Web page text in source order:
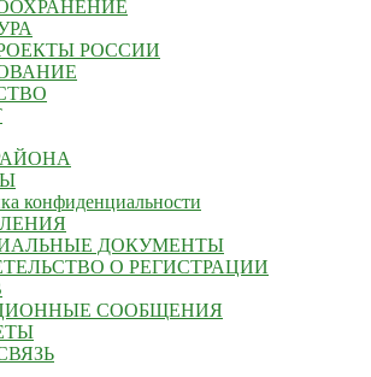
РОССИИ
конфиденциальности
ДОКУМЕНТЫ
О РЕГИСТРАЦИИ
СООБЩЕНИЯ